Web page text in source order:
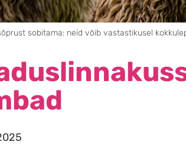
sobitama: neid võib vastastikusel